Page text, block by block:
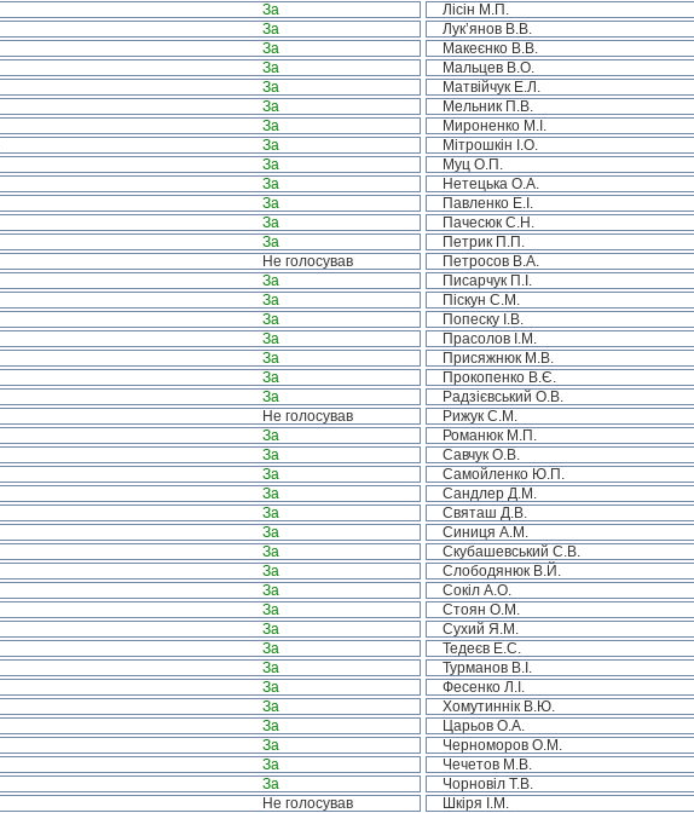
За Лісін М.П.
За Лук’янов В.В.
За Макеєнко В.В.
За Мальцев В.О.
За Матвійчук Е.Л.
За Мельник П.В.
За Мироненко М.І.
За Мітрошкін І.О.
За Муц О.П.
За Нетецька О.А.
За Павленко Е.І.
За Пачесюк С.Н.
За Петрик П.П.
Не голосував Петросов В.А.
За Писарчук П.І.
За Піскун С.М.
За Попеску І.В.
За Прасолов І.М.
За Присяжнюк М.В.
За Прокопенко В.Є.
За Радзієвський О.В.
Не голосував Рижук С.М.
За Романюк М.П.
За Савчук О.В.
За Самойленко Ю.П.
За Сандлер Д.М.
За Святаш Д.В.
За Синиця А.М.
За Скубашевський С.В.
За Слободянюк В.Й.
За Сокіл А.О.
За Стоян О.М.
За Сухий Я.М.
За Тедеєв Е.С.
За Турманов В.І.
За Фесенко Л.І.
За Хомутиннік В.Ю.
За Царьов О.А.
За Черноморов О.М.
За Чечетов М.В.
За Чорновіл Т.В.
Не голосував Шкіря І.М.